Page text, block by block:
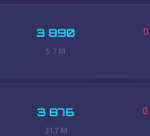
3 890
5,7 M
0
3 876
31,7 M
0